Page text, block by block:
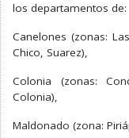
los departamentos de:
Canelones (zonas:
Chico, Suarez),
Colonia (zonas:
Colonia),
Maldonado (zona: